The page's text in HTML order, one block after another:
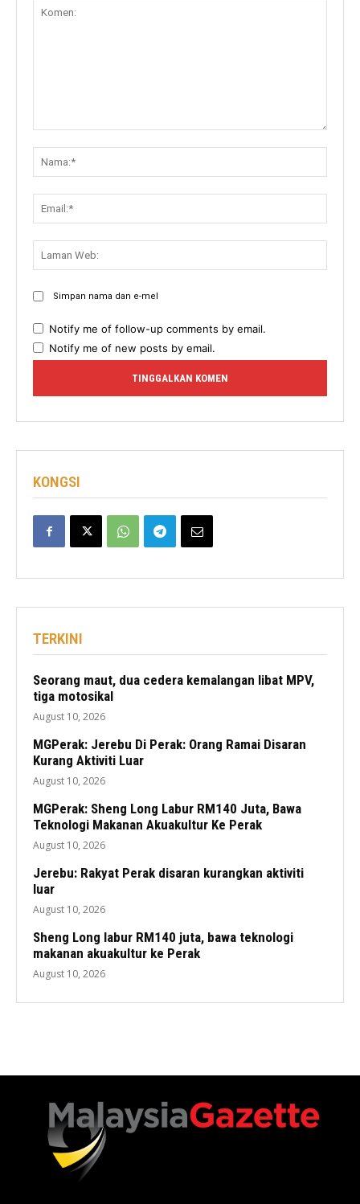
Simpan nama dan e-mel
Notify me of follow-up comments by email.
Notify me of new posts by email.
KONGSI
TERKINI
Seorang maut, dua cedera kemalangan libat MPV,
tiga motosikal
August 10, 2026
MGPerak: Jerebu Di Perak: Orang Ramai Disaran
Kurang Aktiviti Luar
August 10, 2026
MGPerak: Sheng Long Labur RM140 Juta, Bawa
Teknologi Makanan Akuakultur Ke Perak
August 10, 2026
Jerebu: Rakyat Perak disaran kurangkan aktiviti
luar
August 10, 2026
Sheng Long labur RM140 juta, bawa teknologi
makanan akuakultur ke Perak
August 10, 2026